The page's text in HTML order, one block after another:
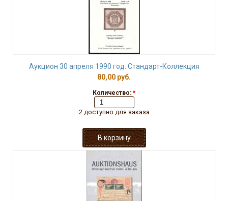
Аукцион 30 апреля 1990 год. Стандарт-Коллекция
80,00 руб.
Количество: *
2 доступно для заказа